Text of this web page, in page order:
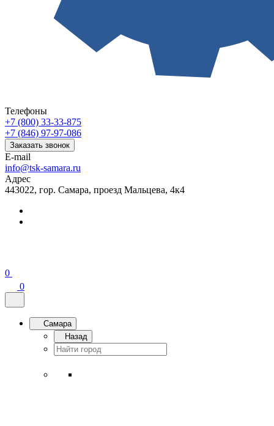
Телефоны
+7 (800) 33-33-875
+7 (846) 97-97-086
Заказать звонок
E-mail
info@tsk-samara.ru
Адрес
443022, гор. Самара, проезд Мальцева, 4к4
0
0
Самара
Назад